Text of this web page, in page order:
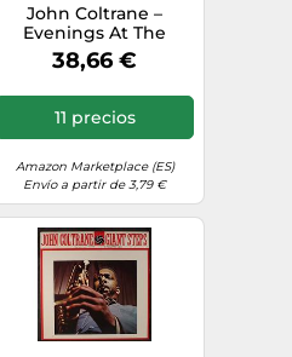
John Coltrane –
Evenings At The
Village Gate – 2LP
38,66 €
11 precios
Amazon Marketplace (ES)
Envío a partir de 3,79 €